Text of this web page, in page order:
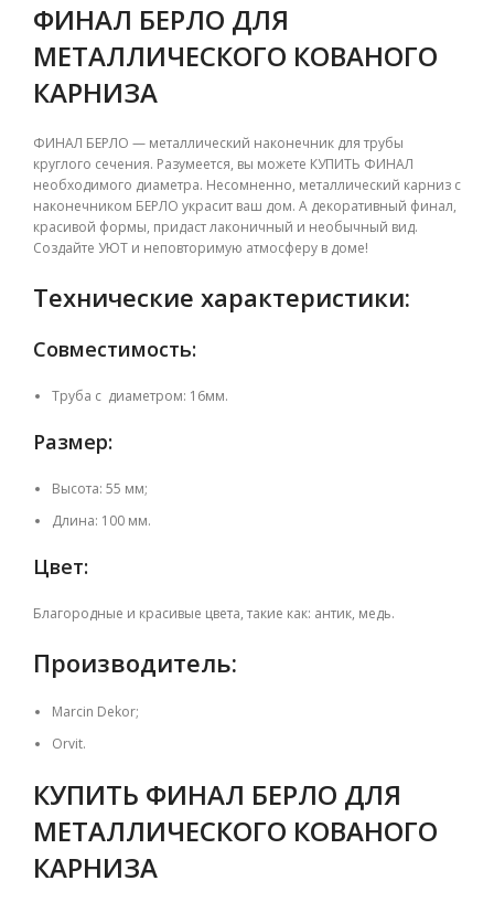
ФИНАЛ БЕРЛО ДЛЯ
МЕТАЛЛИЧЕСКОГО КОВАНОГО
КАРНИЗА
ФИНАЛ БЕРЛО — металлический наконечник для трубы
круглого сечения. Разумеется, вы можете КУПИТЬ ФИНАЛ
необходимого диаметра. Несомненно, металлический карниз с
наконечником БЕРЛО украсит ваш дом. А декоративный финал,
красивой формы, придаст лаконичный и необычный вид.
Создайте УЮТ и неповторимую атмосферу в доме!
Технические характеристики:
Совместимость:
Труба с диаметром: 16мм.
Размер:
Высота: 55 мм;
Длина: 100 мм.
Цвет:
Благородные и красивые цвета, такие как: антик, медь.
Производитель:
Marcin Dekor;
Orvit.
КУПИТЬ ФИНАЛ БЕРЛО ДЛЯ
МЕТАЛЛИЧЕСКОГО КОВАНОГО
КАРНИЗА